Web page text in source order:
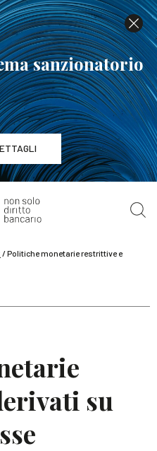
sanzionatorio
Ottobre
del TUF
/Politiche monetarie restrittive e
su